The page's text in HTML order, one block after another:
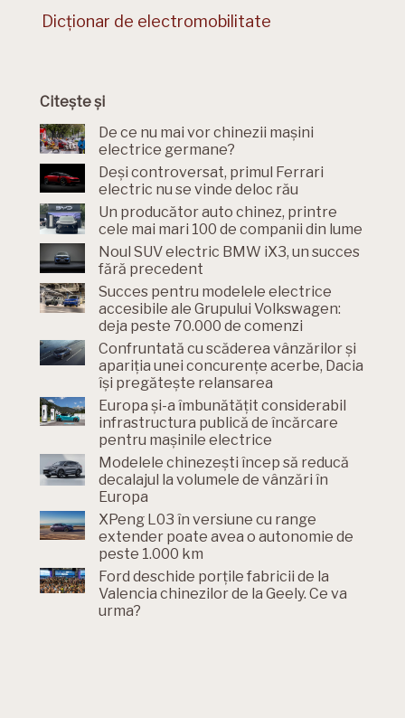
Dicționar de electromobilitate
Citește și
De ce nu mai vor chinezii mașini
electrice germane?
Deși controversat, primul Ferrari
electric nu se vinde deloc rău
Un producător auto chinez, printre
cele mai mari 100 de companii din lume
Noul SUV electric BMW iX3, un succes
fără precedent
Succes pentru modelele electrice
accesibile ale Grupului Volkswagen:
deja peste 70.000 de comenzi
Confruntată cu scăderea vânzărilor și
apariția unei concurențe acerbe, Dacia
își pregătește relansarea
Europa și-a îmbunătățit considerabil
infrastructura publică de încărcare
pentru mașinile electrice
Modelele chinezești încep să reducă
decalajul la volumele de vânzări în
Europa
XPeng L03 în versiune cu range
extender poate avea o autonomie de
peste 1.000 km
Ford deschide porțile fabricii de la
Valencia chinezilor de la Geely. Ce va
urma?